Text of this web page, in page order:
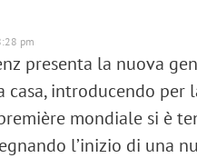
pm
presenta la nuova
casa, introducendo per
mondiale si è
l’inizio di una